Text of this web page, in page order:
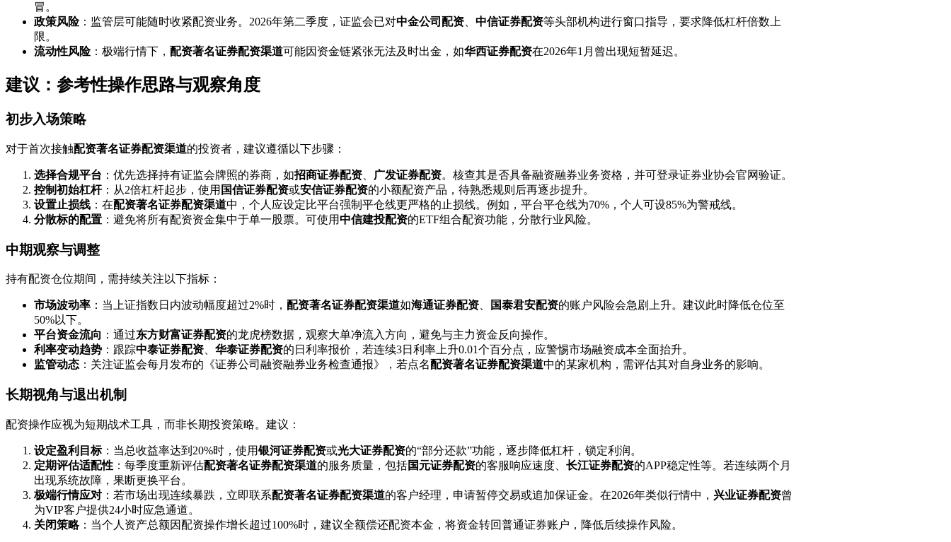
冒。
政策风险：监管层可能随时收紧配资业务。2026年第二季度，证监会已对中金公司配资、 中信证券配资等头部机构进行窗口指导，要求降低杠杆倍数上
限。
流动性风险：极端行情下， 配资著名证券配资渠道可能因资金链紧张无法及时出金，如华西证券配资在2026年1月曾出现短暂延迟。
建议：参考性操作思路与观察角度
初步入场策略
对于首次接触配资著名证券配资渠道的投资者，建议遵循以下步骤：
选择合规平台 ：优先选择持有证监会牌照的券商，如招商证券配资 广发证券配资。核查其是否具备融资融券业务资格，并可登录证券业协会官网验证。
控制初始杠杆：从2倍杠杆起步，使用 国信证券配资或安信证券配资的小额配资产品，待熟悉规则后再逐步提升。
设置止损线 ：在配资著名证券配资渠道中，个人应设定比平台强制平仓线更严格的止损线。例如，平台平仓线为70%，个人可设85%为警戒线。
分散标的配置 ：避免将所有配资资金集中于单一股票。可使用中信建投配资的ETF组合配资功能，分散行业风险。
中期观察与调整
持有配资仓位期间，需持续关注以下指标：
市场波动率 ：当上证指数日内波动幅度超过2%时， 配资著名证券配资渠道如海通证券配资、 国泰君安配资的账户风险会急剧上升。建议此时降低仓位至
50%以下。
平台资金流向 ：通过东方财富证券配资的龙虎榜数据，观察大单净流入方向，避免与主力资金反向操作。
利率变动趋势 ：跟踪中泰证券配资、 华泰证券配资的日利率报价，若连续3日利率上升0.01个百分点，应警惕市场融资成本全面抬升。
监管动态 ：关注证监会每月发布的《证券公司融资融券业务检查通报》，若点名配资著名证券配资渠道中的某家机构，需评估其对自身业务的影响。
长期视角与退出机制
配资操作应视为短期战术工具，而非长期投资策略。建议：
设定盈利目标：当总收益率达到20%时，使用银河证券配资或光大证券配资的“部分还款”功能，逐步降低杠杆，锁定利润。
定期评估适配性 ：每季度重新评估配资著名证券配资渠道的服务质量，包括国元证券配资的客服响应速度、 长江证券配资的APP稳定性等。若连续两个月
出现系统故障，果断更换平台。
极端行情应对 ：若市场出现连续暴跌，立即联系配资著名证券配资渠道的客户经理，申请暂停交易或追加保证金。在2026年类似行情中， 兴业证券配资曾
为VIP客户提供24小时应急通道。
关闭策略：当个人资产总额因配资操作增长超过100%时，建议全额偿还配资本金，将资金转回普通证券账户，降低后续操作风险。